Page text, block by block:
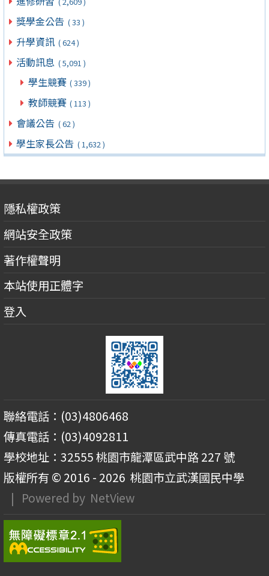
獎學金公告 ( 33 )
升學資訊 ( 624 )
活動訊息 ( 5,091 )
學生競賽 ( 339 )
教師競賽 ( 113 )
會議公告 ( 62 )
學生家長公告 ( 1,632 )
隱私權政策
網站安全政策
著作權聲明
本站使用正體字
登入
聯絡電話：(03)4806468
傳真電話：(03)4092811
學校地址：32555 桃園市龍潭區武中路 227 號
版權所有 © 2016 - 2026 桃園市立武漢國民中學
| Powered by NetView